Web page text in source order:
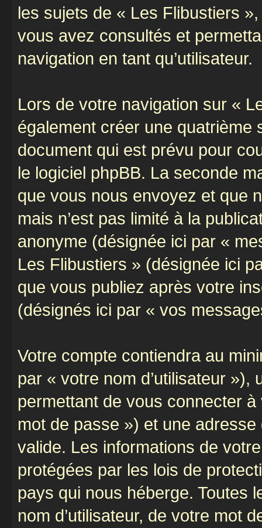
les sujets de « Les Flibustiers
vous avez consultés et
navigation en tant qu’utilisateur.
Lors de votre navigation sur «
également créer une
document qui est prévu pour
le logiciel phpBB. La seconde
que vous nous envoyez et que
mais n’est pas limité à la
anonyme (désignée ici par «
Les Flibustiers » (désignée ici
que vous publiez après votre
(désignés ici par « vos
Votre compte contiendra au
par « votre nom d’utilisateur
permettant de vous connecter
mot de passe ») et une
valide. Les informations de
protégées par les lois de
pays qui nous héberge. Toutes
nom d’utilisateur, de votre mot